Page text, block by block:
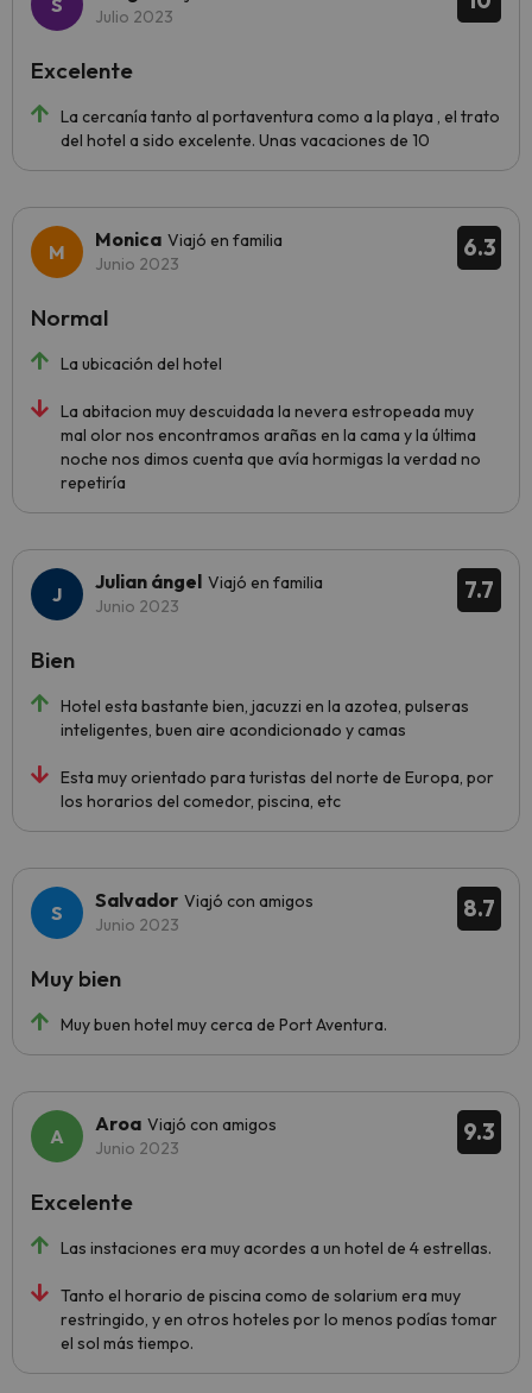
Julio 2023
La cercanía tanto al portaventura como a la playa , el trato
del hotel a sido excelente. Unas vacaciones de 10
Excelente
6.3
Monica Viajó en familia
Junio 2023
La ubicación del hotel
La abitacion muy descuidada la nevera estropeada muy
mal olor nos encontramos arañas en la cama y la última
noche nos dimos cuenta que avía hormigas la verdad no
repetiría
Normal
7.7
Julian ángel Viajó en familia
Junio 2023
Hotel esta bastante bien, jacuzzi en la azotea, pulseras
inteligentes, buen aire acondicionado y camas
Esta muy orientado para turistas del norte de Europa, por
los horarios del comedor, piscina, etc
Bien
8.7
Salvador Viajó con amigos
Junio 2023
Muy buen hotel muy cerca de Port Aventura.
Muy bien
9.3
Aroa Viajó con amigos
Junio 2023
Las instaciones era muy acordes a un hotel de 4 estrellas.
Tanto el horario de piscina como de solarium era muy
restringido, y en otros hoteles por lo menos podías tomar
el sol más tiempo.
Excelente